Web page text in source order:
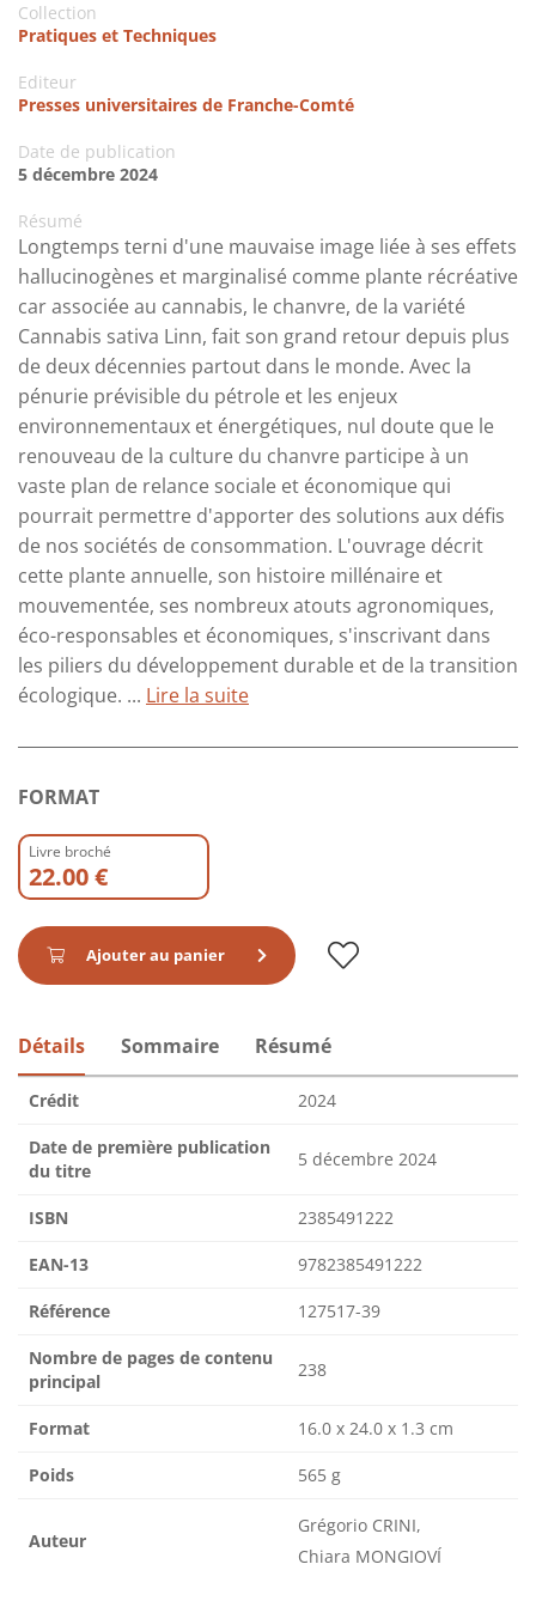
Collection
Pratiques et Techniques
Editeur
Presses universitaires de Franche-Comté
Date de publication
5 décembre 2024
Résumé
Longtemps terni d'une mauvaise image liée à ses effets
hallucinogènes et marginalisé comme plante récréative
car associée au cannabis, le chanvre, de la variété
Cannabis sativa Linn, fait son grand retour depuis plus
de deux décennies partout dans le monde. Avec la
pénurie prévisible du pétrole et les enjeux
environnementaux et énergétiques, nul doute que le
renouveau de la culture du chanvre participe à un
vaste plan de relance sociale et économique qui
pourrait permettre d'apporter des solutions aux défis
de nos sociétés de consommation. L'ouvrage décrit
cette plante annuelle, son histoire millénaire et
mouvementée, ses nombreux atouts agronomiques,
éco-responsables et économiques, s'inscrivant dans
les piliers du développement durable et de la transition
écologique. ... Lire la suite
FORMAT
Livre broché
22.00 €
Ajouter au panier
Détails Sommaire Résumé
Crédit 2024
Date de première publication
du titre
5 décembre 2024
ISBN 2385491222
EAN-13 9782385491222
Référence 127517-39
Nombre de pages de contenu
principal
238
Format 16.0 x 24.0 x 1.3 cm
Poids 565 g
Auteur
Grégorio CRINI,
Chiara MONGIOVÍ